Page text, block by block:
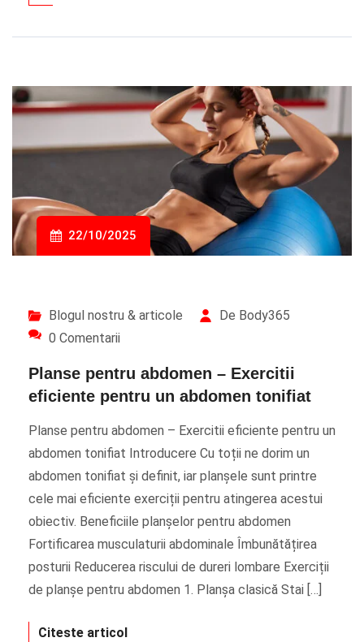
22/10/2025
Blogul nostru & articole
De Body365
0 Comentarii
Planse pentru abdomen – Exercitii
eficiente pentru un abdomen tonifiat
Planse pentru abdomen – Exercitii eficiente pentru un
abdomen tonifiat Introducere Cu toții ne dorim un
abdomen tonifiat și definit, iar planșele sunt printre
cele mai eficiente exerciții pentru atingerea acestui
obiectiv. Beneficiile planșelor pentru abdomen
Fortificarea musculaturii abdominale Îmbunătățirea
posturii Reducerea riscului de dureri lombare Exerciții
de planșe pentru abdomen 1. Planșa clasică Stai […]
Citeste articol